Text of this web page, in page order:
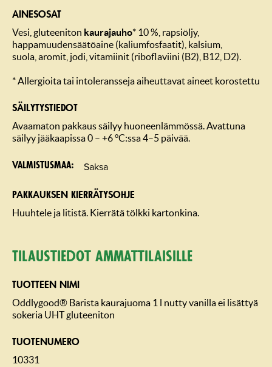
AINESOSAT
Vesi, gluteeniton kaurajauho* 10 %, rapsiöljy,
happamuudensäätöaine (kaliumfosfaatit), kalsium,
suola, aromit, jodi, vitamiinit (riboflaviini (B2), B12, D2).
* Allergioita tai intoleransseja aiheuttavat aineet korostettu
SÄILYTYSTIEDOT
Avaamaton pakkaus säilyy huoneenlämmössä. Avattuna
säilyy jääkaapissa 0 – +6 °C:ssa 4–5 päivää.
Valmistusmaa Saksa
PAKKAUKSEN KIERRÄTYSOHJE
Huuhtele ja litistä. Kierrätä tölkki kartonkina.
Tilaustiedot ammattilaisille
TUOTTEEN NIMI
Oddlygood® Barista kaurajuoma 1 l nutty vanilla ei lisättyä
sokeria UHT gluteeniton
TUOTENUMERO
10331